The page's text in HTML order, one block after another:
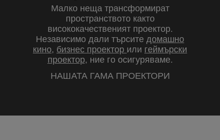
Малко неща трансформират
пространството както
висококачественият проектор.
Независимо дали търсите домашно
кино, бизнес проектор или геймърски
проектор, ние го осигуряваме.
НАШАТА ГАМА ПРОЕКТОРИ